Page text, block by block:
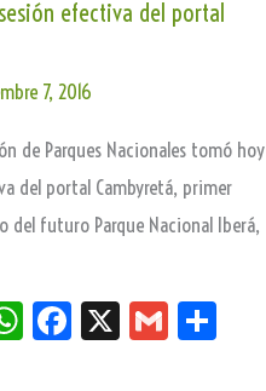
efectiva del portal
7, 2016
de Parques Nacionales tomó hoy
del portal Cambyretá, primer
del futuro Parque Nacional Iberá,
W Fa X
G
Sh